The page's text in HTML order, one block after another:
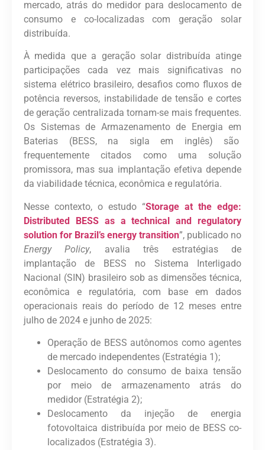
mercado, atrás do medidor para deslocamento de
consumo e co-localizadas com geração solar
distribuída.
À medida que a geração solar distribuída atinge
participações cada vez mais significativas no
sistema elétrico brasileiro, desafios como fluxos de
potência reversos, instabilidade de tensão e cortes
de geração centralizada tornam-se mais frequentes.
Os Sistemas de Armazenamento de Energia em
Baterias (BESS, na sigla em inglês) são
frequentemente citados como uma solução
promissora, mas sua implantação efetiva depende
da viabilidade técnica, econômica e regulatória.
Nesse contexto, o estudo “Storage at the edge:
Distributed BESS as a technical and regulatory
solution for Brazil’s energy transition”, publicado no
Energy Policy, avalia três estratégias de
implantação de BESS no Sistema Interligado
Nacional (SIN) brasileiro sob as dimensões técnica,
econômica e regulatória, com base em dados
operacionais reais do período de 12 meses entre
julho de 2024 e junho de 2025:
Operação de BESS autônomos como agentes
de mercado independentes (Estratégia 1);
Deslocamento do consumo de baixa tensão
por meio de armazenamento atrás do
medidor (Estratégia 2);
Deslocamento da injeção de energia
fotovoltaica distribuída por meio de BESS co-
localizados (Estratégia 3).